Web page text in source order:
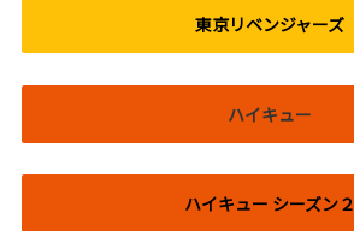
東京リベンジャーズ
ハイキュー
ハイキュー シーズン２